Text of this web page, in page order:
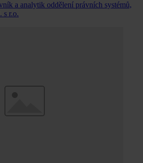
a analytik oddělení právních systémů,
s r.o.